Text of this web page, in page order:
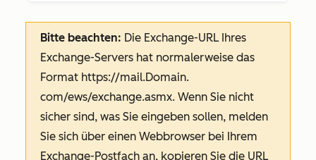
Bitte beachten: Die Exchange-URL Ihres
Exchange-Servers hat normalerweise das
Format https://mail.Domain.
com/ews/exchange.asmx. Wenn Sie nicht
sicher sind, was Sie eingeben sollen, melden
Sie sich über einen Webbrowser bei Ihrem
Exchange-Postfach an, kopieren Sie die URL